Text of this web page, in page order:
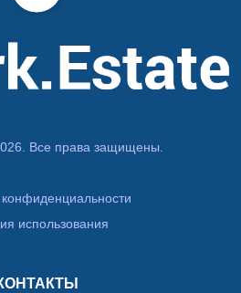
Все права защищены.
использования